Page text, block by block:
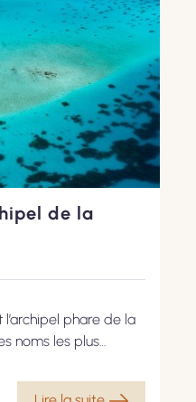
de la
phare de la
noms les plus
offre des paysages